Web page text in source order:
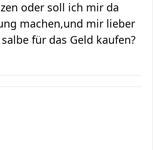
oder soll ich mir da
machen,und mir lieber
für das Geld kaufen?